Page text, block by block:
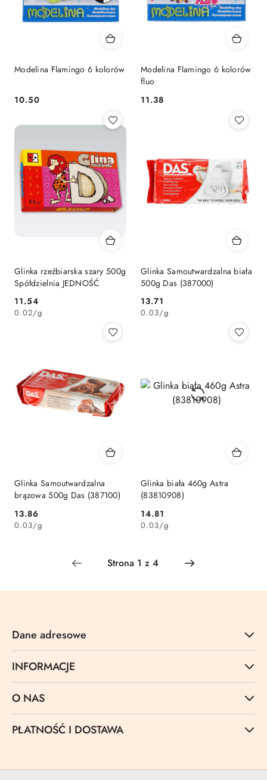
Modelina Flamingo 6 kolorów
Cena:
10.50
Modelina Flamingo 6 kolorów
fluo
Cena:
11.38
Glinka rzeźbiarska szary 500g
Spółdzielnia JEDNOŚĆ
Cena:
11.54
0.02/g
Glinka Samoutwardzalna biała
500g Das (387000)
Cena:
13.71
0.03/g
Glinka Samoutwardzalna
brązowa 500g Das (387100)
Cena:
13.86
0.03/g
Glinka biała 460g Astra
(83810908)
Cena:
14.81
0.03/g
Dane adresowe
INFORMACJE
O NAS
PŁATNOŚĆ I DOSTAWA